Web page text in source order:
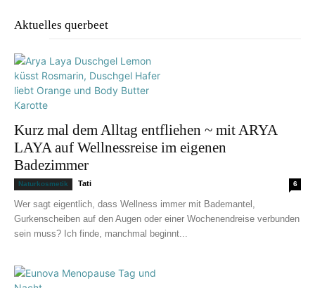
Aktuelles querbeet
Kurz mal dem Alltag entfliehen ~ mit ARYA
LAYA auf Wellnessreise im eigenen
Badezimmer
Naturkosmetik Tati 6
Wer sagt eigentlich, dass Wellness immer mit Bademantel,
Gurkenscheiben auf den Augen oder einer Wochenendreise verbunden
sein muss? Ich finde, manchmal beginnt...